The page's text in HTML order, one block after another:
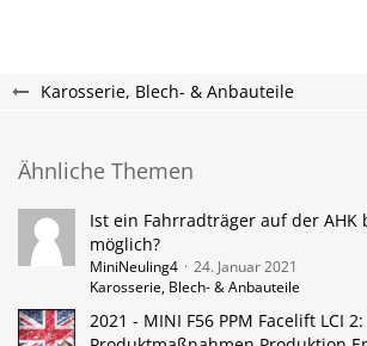
Karosserie, Blech- & Anbauteile
Ähnliche Themen
Ist ein Fahrradträger auf der AHK
möglich?
MiniNeuling4
24. Januar 2021
Karosserie, Blech- & Anbauteile
2021 - MINI F56 PPM Facelift LCI